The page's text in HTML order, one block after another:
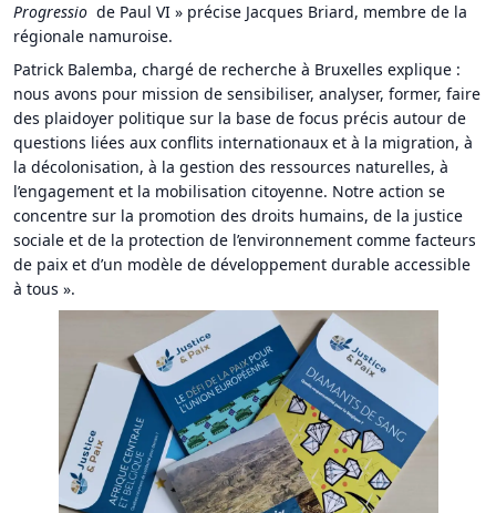
Progressio de Paul VI » précise Jacques Briard, membre de la
régionale namuroise.
Patrick Balemba, chargé de recherche à Bruxelles explique :
nous avons pour mission de sensibiliser, analyser, former, faire
des plaidoyer politique sur la base de focus précis autour de
questions liées aux conflits internationaux et à la migration, à
la décolonisation, à la gestion des ressources naturelles, à
l’engagement et la mobilisation citoyenne. Notre action se
concentre sur la promotion des droits humains, de la justice
sociale et de la protection de l’environnement comme facteurs
de paix et d’un modèle de développement durable accessible
à tous ».